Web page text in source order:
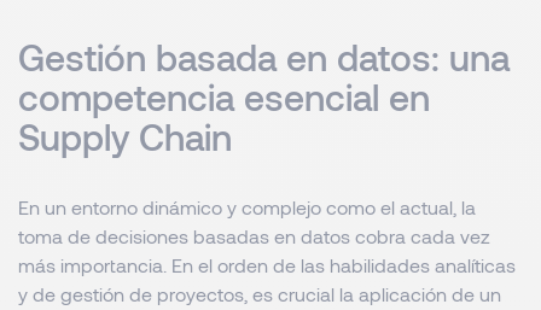
Gestión basada en datos: una
competencia esencial en
Supply Chain
En un entorno dinámico y complejo como el actual, la
toma de decisiones basadas en datos cobra cada vez
más importancia. En el orden de las habilidades analíticas
y de gestión de proyectos, es crucial la aplicación de un